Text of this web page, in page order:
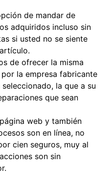
de mandar de
adquiridos incluso sin
si usted no se siente
de ofrecer la misma
la empresa fabricante
la que a su
que sean
web y también
son en línea, no
cien seguros, muy al
son sin